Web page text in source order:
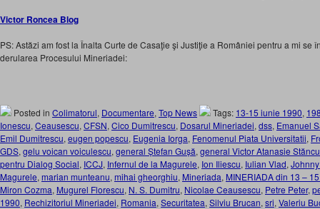
Victor Roncea Blog
PS: Astăzi am fost la Înalta Curte de Casaţie şi Justiţie a României pentru a mi se
derularea Procesului Mineriadei:
Posted in Colimatorul, Documentare, Top News Tags: 13-15 iunie 1990,
Ionescu, Ceausescu, CFSN, Cico Dumitrescu, Dosarul Mineriadei, dss, Emanuel
Emil Dumitrescu, eugen popescu, Eugenia Iorga, Fenomenul Piata Universitatii,
GDS, gelu voican voiculescu, general Ștefan Gușă, general Victor Atanasie
pentru Dialog Social, ICCJ, Infernul de la Magurele, Ion Iliescu, Iulian Vlad,
Magurele, marian munteanu, mihai gheorghiu, Mineriada, MINERIADA din 13 –
Miron Cozma, Mugurel Florescu, N. S. Dumitru, Nicolae Ceausescu, Petre Peter,
1990, Rechizitoriul Mineriadei, Romania, Securitatea, Silviu Brucan, sri, Valeriu